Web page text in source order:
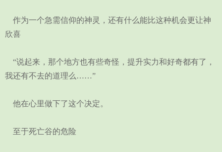
作为一个急需信仰的神灵，还有什么能比这种机会更让神
欣喜
“说起来，那个地方也有些奇怪，提升实力和好奇都有了，
我还有不去的道理么……”
他在心里做下了这个决定。
至于死亡谷的危险